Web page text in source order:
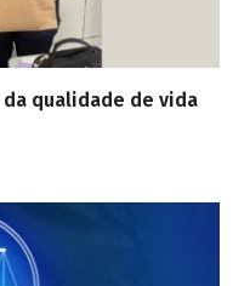
qualidade de vida